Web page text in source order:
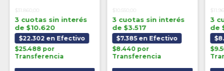
MAX
$31.860,00
3 cuotas sin interés
de $10.620
$22.302 en Efectivo
$25.488 por
Transferencia
$10.550,00
3 cuotas sin interés
de $3.517
$7.385 en Efectivo
$8.440 por
Transferencia
3
de